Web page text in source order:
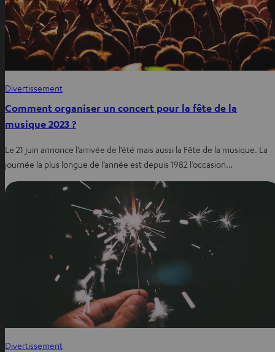
Divertissement
Comment organiser un concert pour la fête de la
musique 2023 ?
Le 21 juin annonce l’arrivée de l’été mais aussi la Fête de la musique. La
journée la plus longue de l’année est depuis 1982 l’occasion…
Divertissement